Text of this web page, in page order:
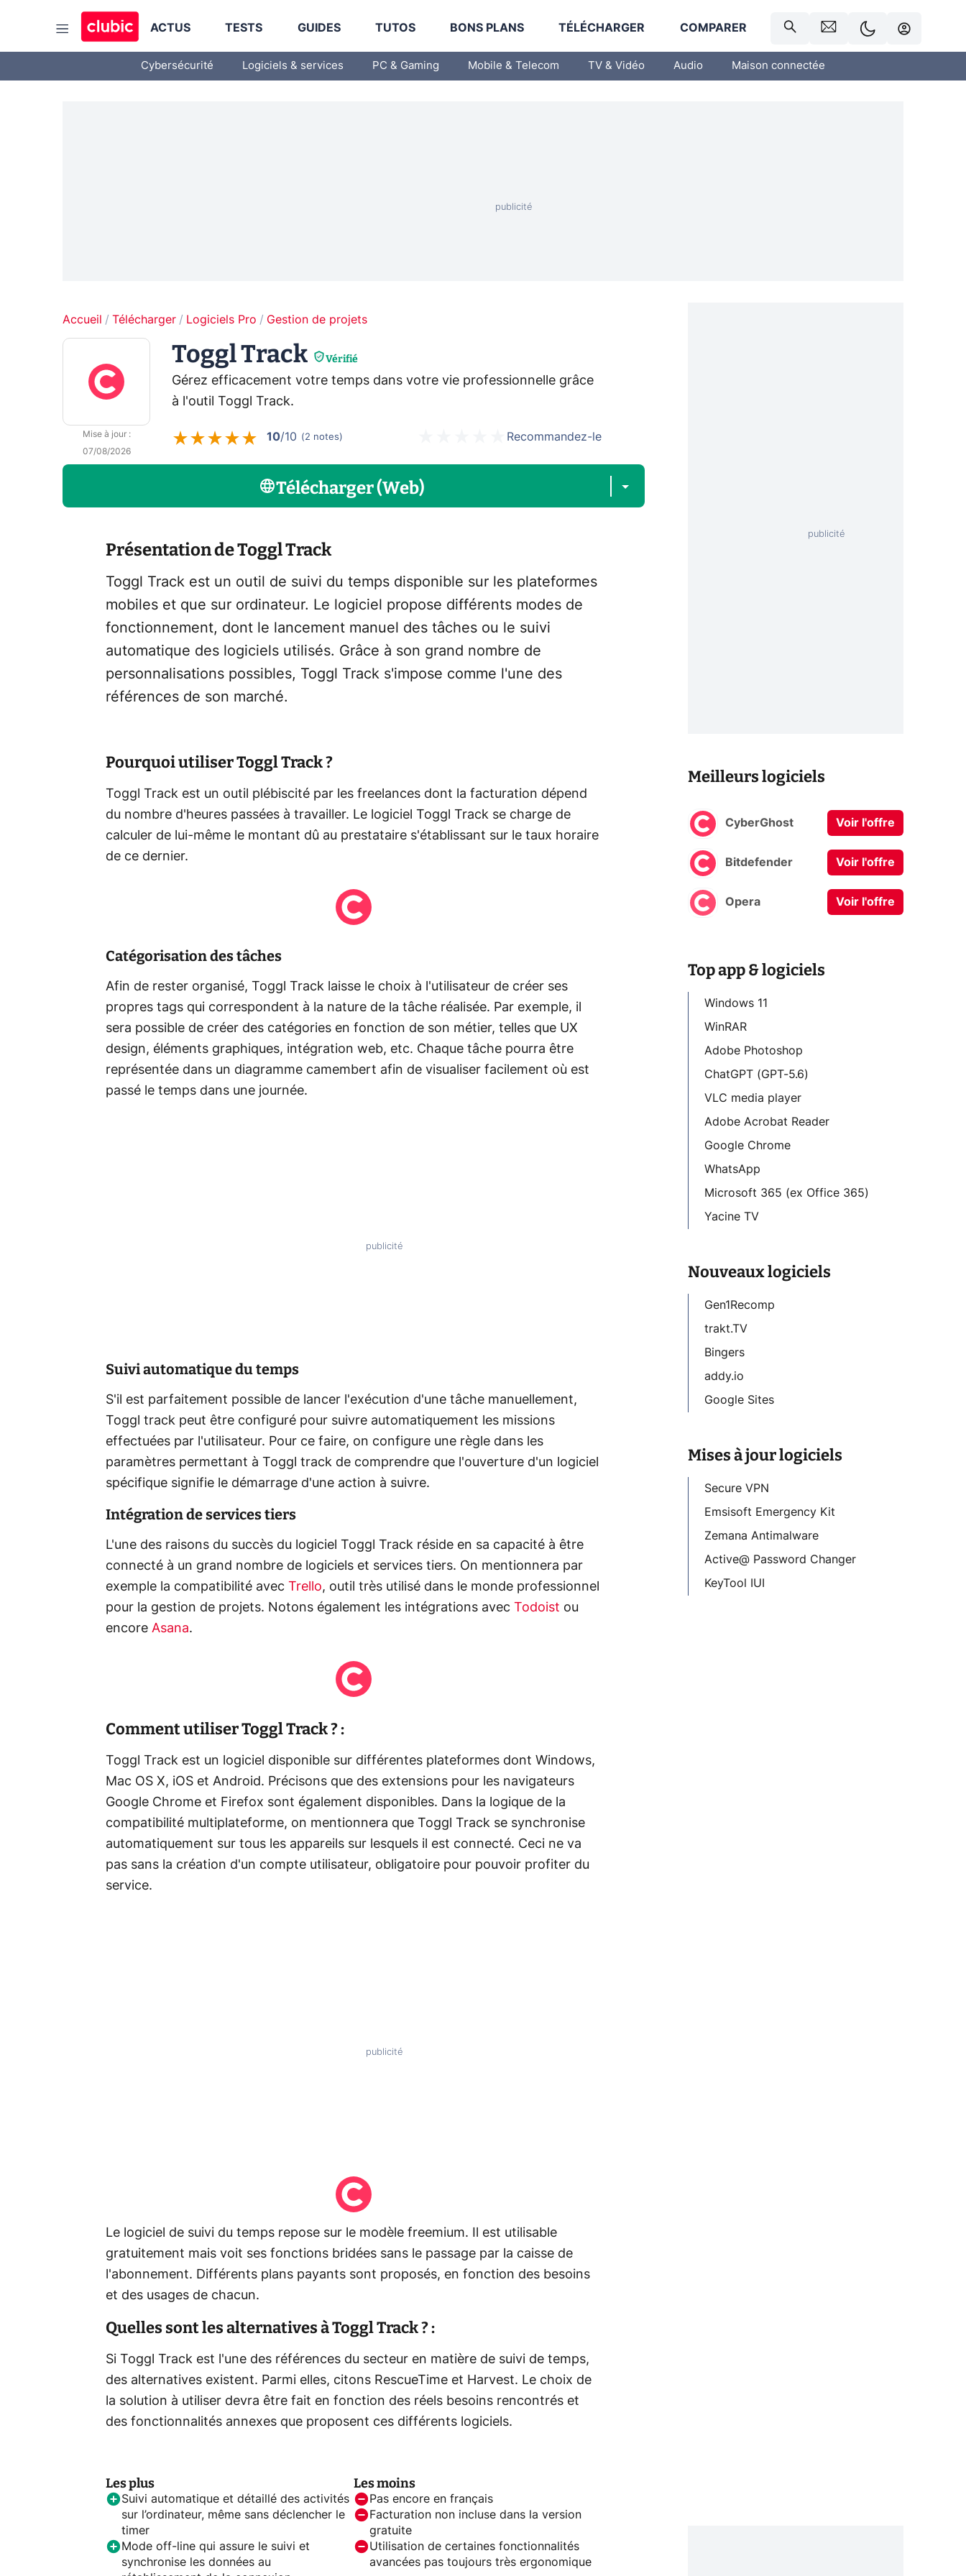
ACTUS TESTS GUIDES TUTOS BONS PLANS TÉLÉCHARGER COMPARER
Cybersécurité Logiciels & services PC & Gaming Mobile & Telecom TV & Vidéo Audio Maison connectée
Accueil Télécharger Logiciels Pro Gestion de projets
Mise à jour:
07/08/2026
Toggl Track Vérifié
Gérez efficacement votre temps dans votre vie professionnelle grâce
à l'outil Toggl Track.
10/10 (2 notes) Recommandez-le
Télécharger (Web)
Présentation de Toggl Track
Toggl Track est un outil de suivi du temps disponible sur les plateformes
mobiles et que sur ordinateur. Le logiciel propose différents modes de
fonctionnement, dont le lancement manuel des tâches ou le suivi
automatique des logiciels utilisés. Grâce à son grand nombre de
personnalisations possibles, Toggl Track s'impose comme l'une des
références de son marché.
Pourquoi utiliser Toggl Track ?
Toggl Track est un outil plébiscité par les freelances dont la facturation dépend
du nombre d'heures passées à travailler. Le logiciel Toggl Track se charge de
calculer de lui-même le montant dû au prestataire s'établissant sur le taux horaire
de ce dernier.
Catégorisation des tâches
Afin de rester organisé, Toggl Track laisse le choix à l'utilisateur de créer ses
propres tags qui correspondent à la nature de la tâche réalisée. Par exemple, il
sera possible de créer des catégories en fonction de son métier, telles que UX
design, éléments graphiques, intégration web, etc. Chaque tâche pourra être
représentée dans un diagramme camembert afin de visualiser facilement où est
passé le temps dans une journée.
Suivi automatique du temps
S'il est parfaitement possible de lancer l'exécution d'une tâche manuellement,
Toggl track peut être configuré pour suivre automatiquement les missions
effectuées par l'utilisateur. Pour ce faire, on configure une règle dans les
paramètres permettant à Toggl track de comprendre que l'ouverture d'un logiciel
spécifique signifie le démarrage d'une action à suivre.
Intégration de services tiers
L'une des raisons du succès du logiciel Toggl Track réside en sa capacité à être
connecté à un grand nombre de logiciels et services tiers. On mentionnera par
exemple la compatibilité avec Trello, outil très utilisé dans le monde professionnel
pour la gestion de projets. Notons également les intégrations avec Todoist ou
encore Asana.
Comment utiliser Toggl Track ? :
Toggl Track est un logiciel disponible sur différentes plateformes dont Windows,
Mac OS X, iOS et Android. Précisons que des extensions pour les navigateurs
Google Chrome et Firefox sont également disponibles. Dans la logique de la
compatibilité multiplateforme, on mentionnera que Toggl Track se synchronise
automatiquement sur tous les appareils sur lesquels il est connecté. Ceci ne va
pas sans la création d'un compte utilisateur, obligatoire pour pouvoir profiter du
service.
Le logiciel de suivi du temps repose sur le modèle freemium. Il est utilisable
gratuitement mais voit ses fonctions bridées sans le passage par la caisse de
l'abonnement. Différents plans payants sont proposés, en fonction des besoins
et des usages de chacun.
Quelles sont les alternatives à Toggl Track ? :
Si Toggl Track est l'une des références du secteur en matière de suivi de temps,
des alternatives existent. Parmi elles, citons RescueTime et Harvest. Le choix de
la solution à utiliser devra être fait en fonction des réels besoins rencontrés et
des fonctionnalités annexes que proposent ces différents logiciels.
Les plus
Suivi automatique et détaillé des activités
sur l’ordinateur, même sans déclencher le
timer
Mode off-line qui assure le suivi et
synchronise les données au
Les moins
Pas encore en français
Facturation non incluse dans la version
gratuite
Utilisation de certaines fonctionnalités
avancées pas toujours très ergonomique
Meilleurs logiciels
CyberGhost Voir l'offre
Bitdefender Voir l'offre
Opera Voir l'offre
Top app & logiciels
Windows 11
WinRAR
Adobe Photoshop
ChatGPT (GPT-5.6)
VLC media player
Adobe Acrobat Reader
Google Chrome
WhatsApp
Microsoft 365 (ex Office 365)
Yacine TV
Nouveaux logiciels
Gen1Recomp
trakt.TV
Bingers
addy.io
Google Sites
Mises à jour logiciels
Secure VPN
Emsisoft Emergency Kit
Zemana Antimalware
Active@ Password Changer
KeyTool IUI